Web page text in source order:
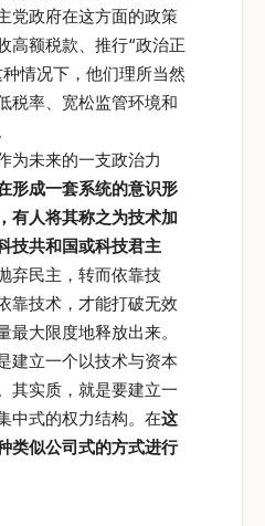
党政府在这方面的政策
高额税款、推行“政治正
情况下，他们理所当然
税率、宽松监管环境和
为未来的一支政治力
形成一套系统的意识形
有人将其称之为技术加
技共和国或科技君主
弃民主，转而依靠技
靠技术，才能打破无效
最大限度地释放出来。
建立一个以技术与资本
其实质，就是要建立一
中式的权力结构。在这
类似公司式的方式进行